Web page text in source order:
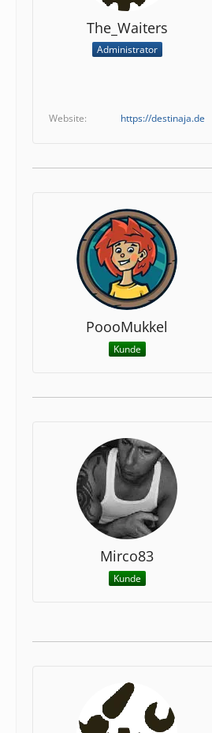
The_Waiters
Administrator
Website https://destinaja.de
PoooMukkel
Kunde
Mirco83
Kunde